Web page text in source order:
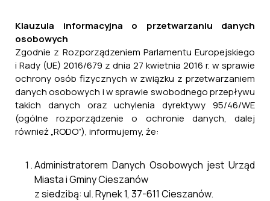
Klauzula informacyjna o przetwarzaniu danych
osobowych
Zgodnie z Rozporządzeniem Parlamentu Europejskiego
i Rady (UE) 2016/679 z dnia 27 kwietnia 2016 r. w sprawie
ochrony osób fizycznych w związku z przetwarzaniem
danych osobowych i w sprawie swobodnego przepływu
takich danych oraz uchylenia dyrektywy 95/46/WE
(ogólne rozporządzenie o ochronie danych, dalej
również „RODO”), informujemy, że:
Administratorem Danych Osobowych jest Urząd
Miasta i Gminy Cieszanów
z siedzibą: ul. Rynek 1, 37-611 Cieszanów.